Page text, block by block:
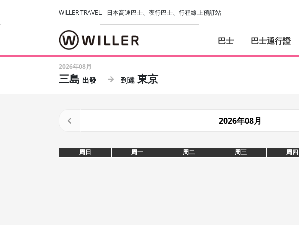
WILLER TRAVEL - 日本高速巴士、夜行巴士、行程線上預訂站
巴士 巴士通行證
2026年08月
三島 東京
2026年08月
周日 周一 周二 周三 周四